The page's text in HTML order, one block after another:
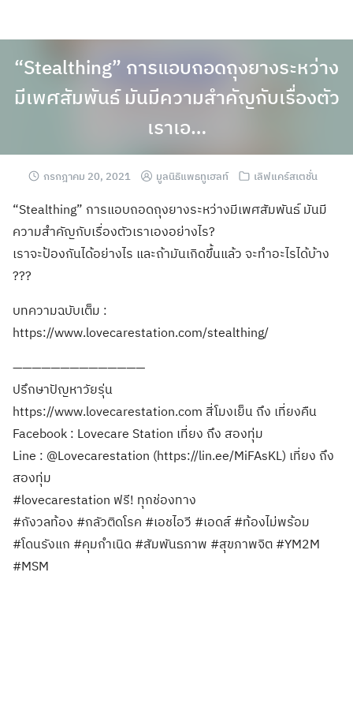
“Stealthing” การแอบถอดถุงยางระหว่าง
มีเพศสัมพันธ์ มันมีความสำคัญกับเรื่องตัว
เราเอ…
กรกฎาคม 20, 2021 มูลนิธิแพธทูเฮลท์ เลิฟแคร์สเตชั่น
“Stealthing” การแอบถอดถุงยางระหว่างมีเพศสัมพันธ์ มันมี
ความสำคัญกับเรื่องตัวเราเองอย่างไร?
เราจะป้องกันได้อย่างไร และถ้ามันเกิดขึ้นแล้ว จะทำอะไรได้บ้าง
???
บทความฉบับเต็ม :
https://www.lovecarestation.com/stealthing/
——————————————
ปรึกษาปัญหาวัยรุ่น
https://www.lovecarestation.com สี่โมงเย็น ถึง เที่ยงคืน
Facebook : Lovecare Station เที่ยง ถึง สองทุ่ม
Line : @Lovecarestation (https://lin.ee/MiFAsKL) เที่ยง ถึง
สองทุ่ม
#lovecarestation ฟรี! ทุกช่องทาง
#กังวลท้อง #กลัวติดโรค #เอชไอวี #เอดส์ #ท้องไม่พร้อม
#โดนรังแก #คุมกำเนิด #สัมพันธภาพ #สุขภาพจิต #YM2M
#MSM